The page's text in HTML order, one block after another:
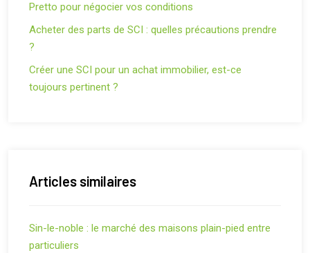
Pretto pour négocier vos conditions
Acheter des parts de SCI : quelles précautions prendre
?
Créer une SCI pour un achat immobilier, est-ce
toujours pertinent ?
Articles similaires
Sin-le-noble : le marché des maisons plain-pied entre
particuliers